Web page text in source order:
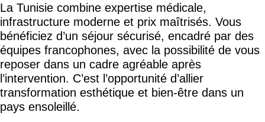
La Tunisie combine expertise médicale,
infrastructure moderne et prix maîtrisés. Vous
bénéficiez d’un séjour sécurisé, encadré par des
équipes francophones, avec la possibilité de vous
reposer dans un cadre agréable après
l’intervention. C’est l’opportunité d’allier
transformation esthétique et bien-être dans un
pays ensoleillé.